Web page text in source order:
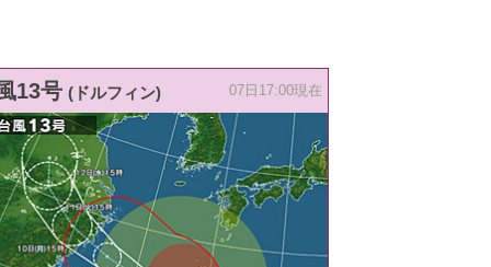
13号 (ドルフィン) 07日17:00現在